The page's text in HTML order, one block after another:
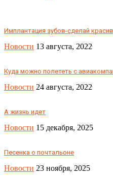
Имплантация зубов-сделай
Новости 13 августа, 2022
Куда можно полететь с
Новости 24 августа, 2022
А жизнь идет
Новости 15 декабря, 2025
Песенка о почтальоне
Новости 23 ноября, 2025